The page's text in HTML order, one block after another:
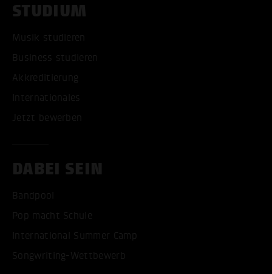
STUDIUM
Musik studieren
Business studieren
Akkreditierung
Internationales
Jetzt bewerben
DABEI SEIN
Bandpool
Pop macht Schule
International Summer Camp
Songwriting-Wettbewerb